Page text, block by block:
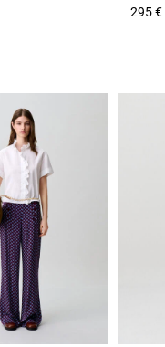
295 €